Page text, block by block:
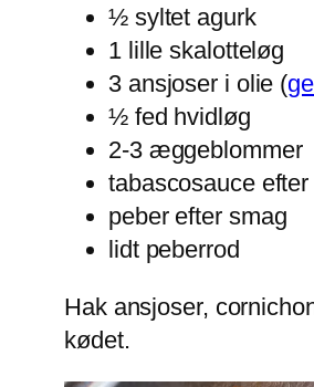
½ syltet agurk
1 lille skalotteløg
3 ansjoser i olie (
½ fed hvidløg
2-3 æggeblommer
tabascosauce
peber efter smag
lidt peberrod
Hak ansjoser,
kødet.